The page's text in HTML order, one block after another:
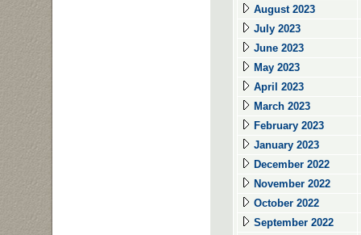
August 2023
July 2023
June 2023
May 2023
April 2023
March 2023
February 2023
January 2023
December 2022
November 2022
October 2022
September 2022